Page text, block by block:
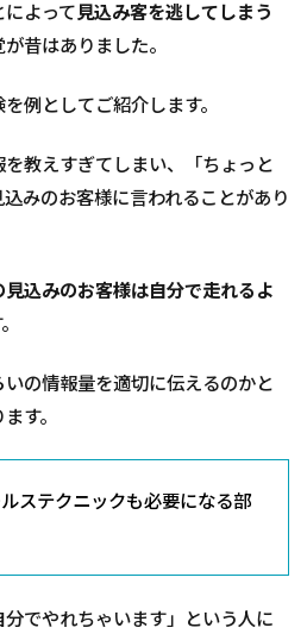
よって 見込み客を逃してしまう
昔はありました。
例としてご紹介します。
教えすぎてしまい、「ちょっと
みのお客様に言われることがあり
見込みのお客様は自分で走れるよ
の情報量を適切に伝えるのかと
す。
ステクニックも必要になる部
でやれちゃいます」という人に